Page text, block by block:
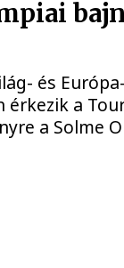
és
érkezik a
a Solme